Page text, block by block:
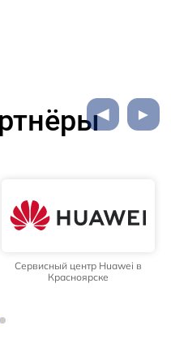
Сервисный центр Huawei в
Красноярске